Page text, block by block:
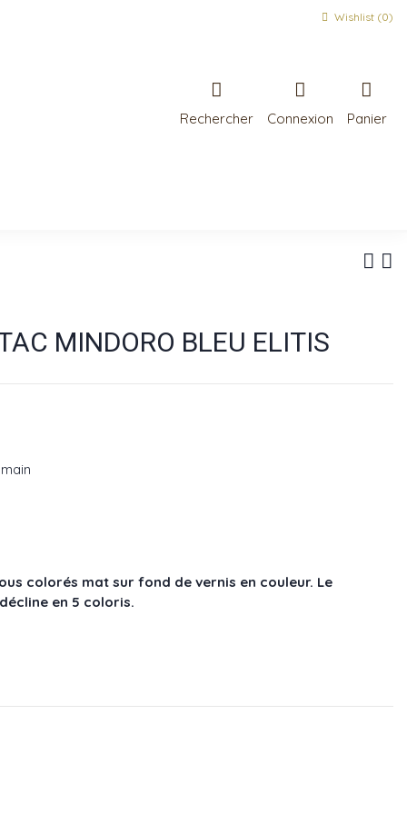
Wishlist (0)
Rechercher Connexion Panier
MINDORO BLEU ELITIS
colorés mat sur fond de vernis en couleur. Le
en 5 coloris.